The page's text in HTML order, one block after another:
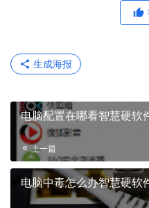
生成海报
电脑配置在哪看智慧硬软
上一篇
电脑中毒怎么办智慧硬软